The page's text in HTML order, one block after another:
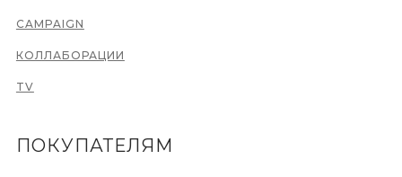
CAMPAIGN
КОЛЛАБОРАЦИИ
ПОКУПАТЕЛЯМ
TV